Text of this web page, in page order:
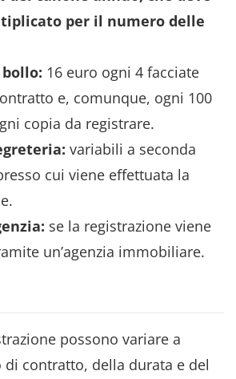
per il numero delle
16 euro ogni 4 facciate
e, comunque, ogni 100
copia da registrare.
variabili a seconda
cui viene effettuata la
se la registrazione viene
un’agenzia immobiliare.
possono variare a
di contratto, della durata e del